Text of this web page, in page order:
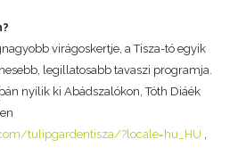
virágoskertje, a Tisza-tó egyik
legillatosabb tavaszi programja.
nyílik ki Abádszalókon, Tóth Diáék
tulipgardentisza/?locale=hu_HU